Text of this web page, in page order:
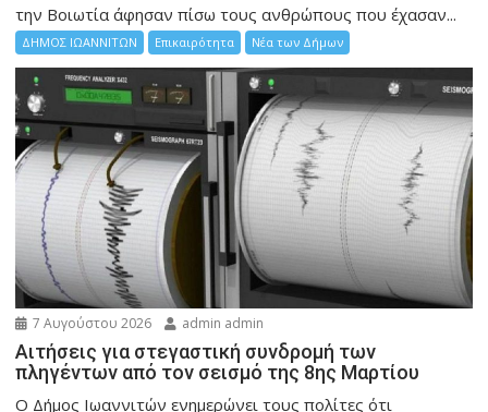
την Bοιωτία άφησαν πίσω τους ανθρώπους που έχασαν...
ΔΗΜΟΣ ΙΩΑΝΝΙΤΩΝ Επικαιρότητα Νέα των Δήμων
7 Αυγούστου 2026 admin admin
Αιτήσεις για στεγαστική συνδρομή των
πληγέντων από τον σεισμό της 8ης Μαρτίου
Ο Δήμος Ιωαννιτών ενημερώνει τους πολίτες ότι